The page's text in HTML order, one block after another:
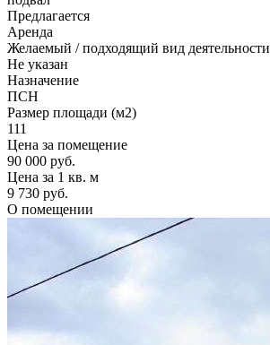
Предлагается
Аренда
Желаемый / подходящий вид деятельности
Не указан
Назначение
ПСН
Размер площади (м2)
111
Цена за помещение
90 000 руб.
Цена за 1 кв. м
9 730 руб.
О помещении